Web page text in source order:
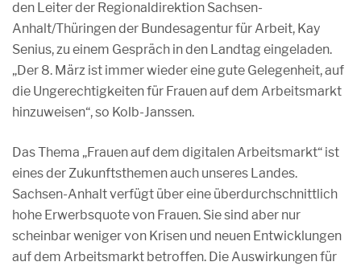
den Leiter der Regionaldirektion Sachsen-
Anhalt/Thüringen der Bundesagentur für Arbeit, Kay
Senius, zu einem Gespräch in den Landtag eingeladen.
„Der 8. März ist immer wieder eine gute Gelegenheit, auf
die Ungerechtigkeiten für Frauen auf dem Arbeitsmarkt
hinzuweisen“, so Kolb-Janssen.
Das Thema „Frauen auf dem digitalen Arbeitsmarkt“ ist
eines der Zukunftsthemen auch unseres Landes.
Sachsen-Anhalt verfügt über eine überdurchschnittlich
hohe Erwerbsquote von Frauen. Sie sind aber nur
scheinbar weniger von Krisen und neuen Entwicklungen
auf dem Arbeitsmarkt betroffen. Die Auswirkungen für